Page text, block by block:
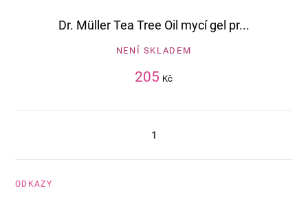
Dr. Müller Tea Tree Oil mycí gel pr...
NENÍ SKLADEM
205 Kč
1
ODKAZY